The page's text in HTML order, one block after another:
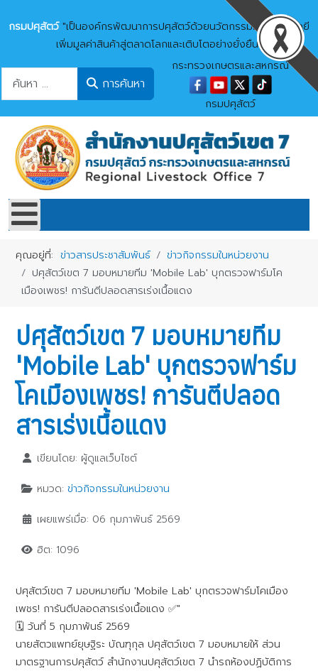
กรมปศุสัตว์"เป็นองค์กรพัฒนาการปศุสัตว์ด้วยนวัตกรรมและเทคโนโลยี
เพิ่มมูลค่าสินค้าสู่ตลาดโลกและเติบโตอย่างยั่งยืน"
การค้นหาการค้นหา
กระทรวงเกษตรและสหกรณ์
กรมปศุสัตว์
คุณอยู่ที่:ข่าวสารประชาสัมพันธ์
ข่าวกิจกรรมในหน่วยงาน
ปศุสัตว์เขต 7 มอบหมายทีม 'Mobile Lab' บุกตรวจฟาร์มโค
เมืองเพชร! การันตีปลอดสารเร่งเนื้อแดง
ปศุสัตว์เขต 7 มอบหมายทีม
'Mobile Lab' บุกตรวจฟาร์ม
โคเมืองเพชร! การันตีปลอด
สารเร่งเนื้อแดง
เขียนโดย: ผู้ดูแลเว็บไซต์
หมวด: ข่าวกิจกรรมในหน่วยงาน
เผยแพร่เมื่อ: 06 กุมภาพันธ์ 2569
ฮิต: 1096
ปศุสัตว์เขต 7 มอบหมายทีม 'Mobile Lab' บุกตรวจฟาร์มโคเมือง
เพชร! การันตีปลอดสารเร่งเนื้อแดง ✅"
​🗓 วันที่ 5 กุมภาพันธ์ 2569
​นายสัตวแพทย์ยุษฐิระ บัณฑุกุล ปศุสัตว์เขต 7 มอบหมายให้ ส่วน
มาตรฐานการปศุสัตว์ สำนักงานปศุสัตว์เขต 7 นำรถห้องปฏิบัติการ